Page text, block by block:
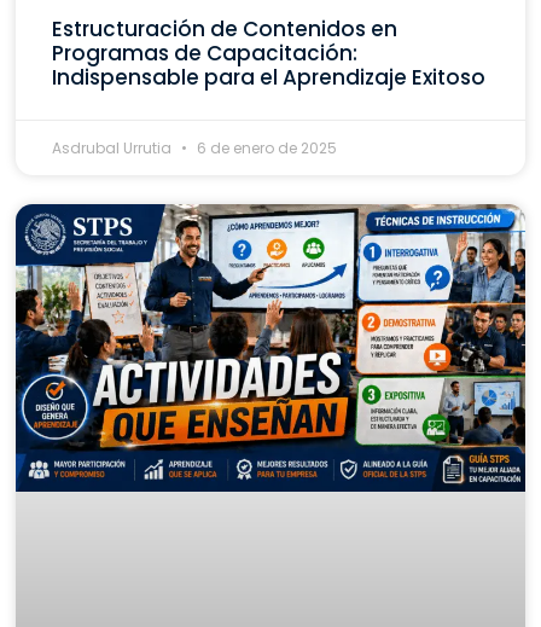
Estructuración de Contenidos en
Programas de Capacitación:
Indispensable para el Aprendizaje Exitoso
Asdrubal Urrutia 6 de enero de 2025